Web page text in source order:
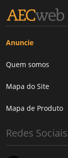
Anuncie
Quem somos
Mapa do Site
Mapa de Produto
Redes Sociais